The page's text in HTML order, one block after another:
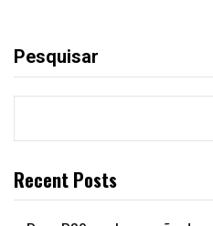
Pesquisar
Recent Posts